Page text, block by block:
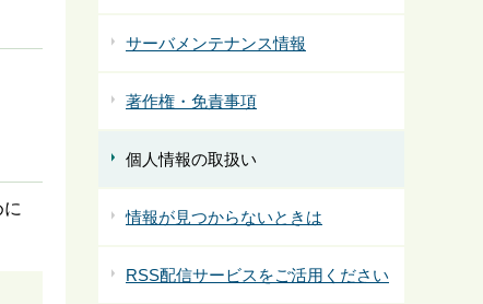
サーバメンテナンス情報
著作権・免責事項
個人情報の取扱い
情報が見つからないときは
RSS配信サービスをご活用ください